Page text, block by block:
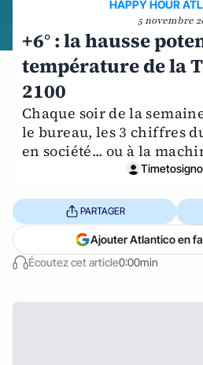
HAPPY HOUR
5 novembre
+6° : la hausse
température de la
2100
Chaque soir de la
le bureau, les 3 chiffres
en société... ou à la
Écoutez cet article0:00min
PARTAGER
Ajouter Atlantico en